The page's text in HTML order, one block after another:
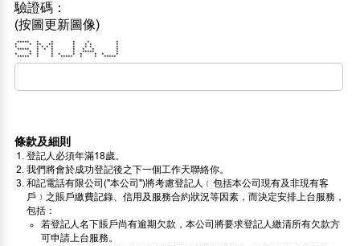
驗證碼：
(按圖更新圖像)
***** * * * * *
* * ** ** * * * *
* * * * * * * * *
***** * * * * * * *
* * * * ***** *
* * * * * * * * * *
***** * * ***** * * *****
條款及細則
登記人必須年滿18歲。
我們將會於成功登記後之下一個工作天聯絡你。
和記電話有限公司("本公司")將考慮登記人﹝包括本公司現有及非現有客
戶﹞之賬戶繳費記錄、信用及服務合約狀況等因素，而決定安排上台服務，
包括：
若登記人名下賬戶尚有逾期欠款，本公司將要求登記人繳清所有欠款方
可申請上台服務。